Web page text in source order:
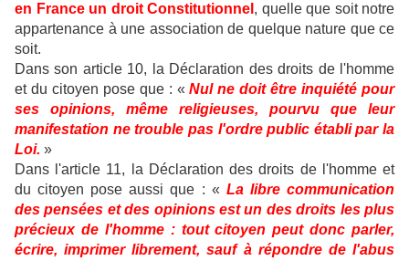
en France un droit Constitutionnel , quelle que soit notre
appartenance à une association de quelque nature que ce
soit.
Dans son article 10, la Déclaration des droits de l'homme
et du citoyen pose que : «Nul ne doit être inquiété pour
ses opinions, même religieuses, pourvu que leur
manifestation ne trouble pas l'ordre public établi par la
Loi. »
Dans l'article 11, la Déclaration des droits de l'homme et
du citoyen pose aussi que : « La libre communication
des pensées et des opinions est un des droits les plus
précieux de l'homme : tout citoyen peut donc parler,
écrire, imprimer librement, sauf à répondre de l'abus